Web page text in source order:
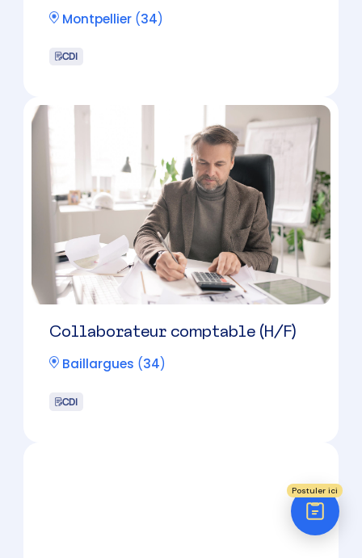
Postuler ici
Candidature
Réponse sous 24h
ÉTAPE 1 / 5
Votre domaine ?
Social (Paie & RH)
Juridique
Collaborateur comptable (H/F) –
Montpellier
30000 à 36000 € par an